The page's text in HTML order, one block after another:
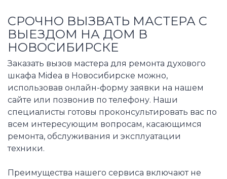
СРОЧНО ВЫЗВАТЬ МАСТЕРА С
ВЫЕЗДОМ НА ДОМ В
НОВОСИБИРСКЕ
Заказать вызов мастера для ремонта духового
шкафа Midea в Новосибирске можно,
использовав онлайн-форму заявки на нашем
сайте или позвонив по телефону. Наши
специалисты готовы проконсультировать вас по
всем интересующим вопросам, касающимся
ремонта, обслуживания и эксплуатации
техники.
Преимущества нашего сервиса включают не